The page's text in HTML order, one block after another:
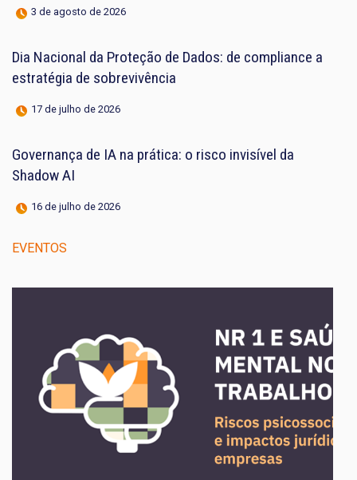
3 de agosto de 2026
Dia Nacional da Proteção de Dados: de compliance a
estratégia de sobrevivência
17 de julho de 2026
Governança de IA na prática: o risco invisível da
Shadow AI
16 de julho de 2026
EVENTOS